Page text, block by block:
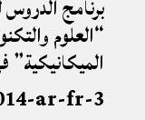
برنامج
“العلوم
الميكانيكية”
3-Arrete-1014-ar-fr